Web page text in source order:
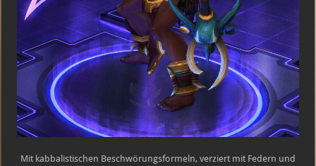
Mit kabbalistischen Beschwörungsformeln, verziert mit Federn und